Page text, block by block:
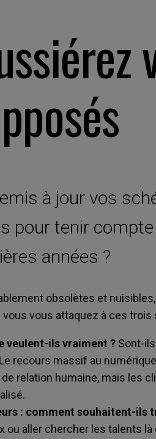
à jour vos
pour tenir
années ?
obsolètes et
vous attaquez à ces trois
veulent-ils vraiment ? Sont-
recours massif au
relation humaine, mais les
: comment souhaitent-ils
ou aller chercher les talents